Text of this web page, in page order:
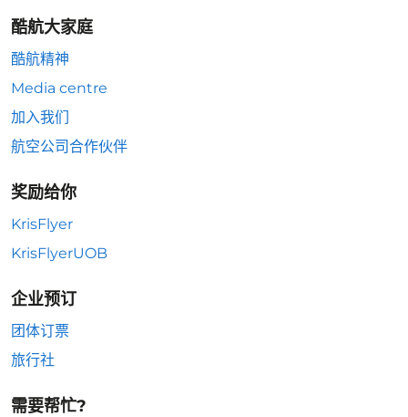
酷航大家庭
酷航精神
Media centre
加入我们
航空公司合作伙伴
奖励给你
KrisFlyer
KrisFlyerUOB
企业预订
团体订票
旅行社
需要帮忙?